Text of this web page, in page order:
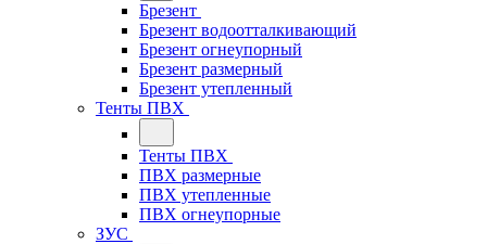
Брезент
Брезент водоотталкивающий
Брезент огнеупорный
Брезент размерный
Брезент утепленный
Тенты ПВХ
Тенты ПВХ
ПВХ размерные
ПВХ утепленные
ПВХ огнеупорные
ЗУС